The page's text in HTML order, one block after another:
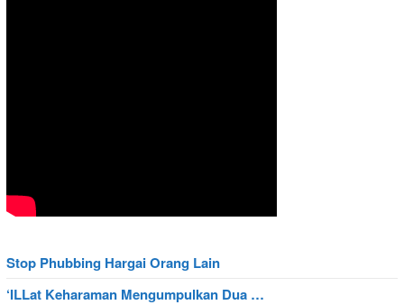
Stop Phubbing Hargai Orang Lain
‘ILLat Keharaman Mengumpulkan Dua …